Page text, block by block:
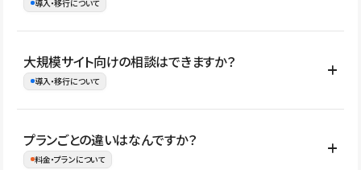
導入・移行について
はい。既存サイトの構成やコンテンツ、URLを整理したうえで、
Studio上に再構築する形で移行できます。 WordPressの場合は、
イト全体のデザインや設定がそのまま移行されるわけではないた
め、移行後にページ構成やデザイン、CMS設計、URL・リダイレク
大規模サイト向けの相談はできますか？
導入・移行について
はい。アクセス規模が大きいサイトや、複数部門での運用、権限管
理、セキュリティ確認、既存システムとの連携など、個別の要件が
プランごとの違いはなんですか？
料金・プランについて